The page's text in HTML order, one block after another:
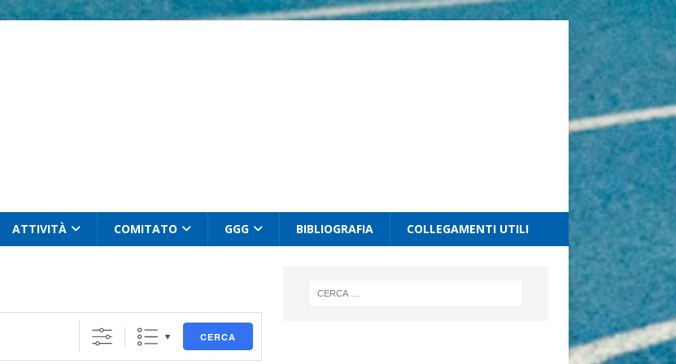
ATTIVITÀ COMITATO GGG BIBLIOGRAFIA COLLEGAMENTI UTILI
CERCA